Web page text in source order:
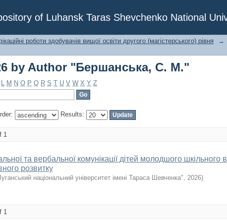
of Luhansk Taras Shevchenko National
by Author "Бершанська, С. М."
роботи здобувачів вищої освіти другого (магістерського) рівня →
by Author "Бершанська, С. М."
L M N O P Q R S T U V W X Y Z
Results:
1
та вербальної комунікації дітей молодшого шкільного
розвитку
національний університет імені Тараса Шевченка", 2026)
1